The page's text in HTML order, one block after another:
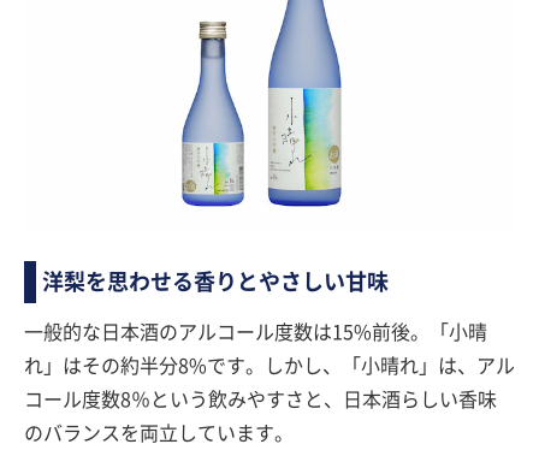
洋梨を思わせる香りとやさしい甘味
一般的な日本酒のアルコール度数は15%前後。「小晴
れ」はその約半分8%です。しかし、「小晴れ」は、アル
コール度数8％という飲みやすさと、日本酒らしい香味
のバランスを両立しています。